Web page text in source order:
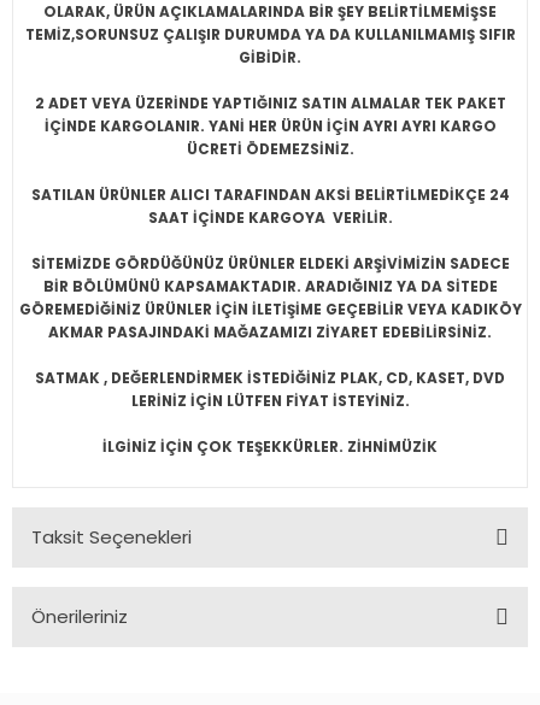
OLARAK, ÜRÜN AÇIKLAMALARINDA BİR ŞEY BELİRTİLMEMİŞSE
TEMİZ,SORUNSUZ ÇALIŞIR DURUMDA YA DA KULLANILMAMIŞ SIFIR
GİBİDİR.
2 ADET VEYA ÜZERİNDE YAPTIĞINIZ SATIN ALMALAR TEK PAKET
İÇİNDE KARGOLANIR. YANİ HER ÜRÜN İÇİN AYRI AYRI KARGO
ÜCRETİ ÖDEMEZSİNİZ.
SATILAN ÜRÜNLER ALICI TARAFINDAN AKSİ BELİRTİLMEDİKÇE 24
SAAT İÇİNDE KARGOYA VERİLİR.
SİTEMİZDE GÖRDÜĞÜNÜZ ÜRÜNLER ELDEKİ ARŞİVİMİZİN SADECE
BİR BÖLÜMÜNÜ KAPSAMAKTADIR. ARADIĞINIZ YA DA SİTEDE
GÖREMEDİĞİNİZ ÜRÜNLER İÇİN İLETİŞİME GEÇEBİLİR VEYA KADIKÖY
AKMAR PASAJINDAKİ MAĞAZAMIZI ZİYARET EDEBİLİRSİNİZ.
SATMAK , DEĞERLENDİRMEK İSTEDİĞİNİZ PLAK, CD, KASET, DVD
LERİNİZ İÇİN LÜTFEN FİYAT İSTEYİNİZ.
İLGİNİZ İÇİN ÇOK TEŞEKKÜRLER. ZİHNİMÜZİK
Taksit Seçenekleri
Önerileriniz